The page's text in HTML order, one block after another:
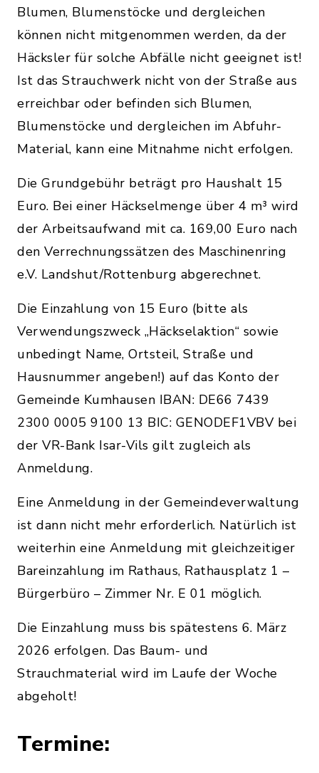
Blumen, Blumenstöcke und dergleichen
können nicht mitgenommen werden, da der
Häcksler für solche Abfälle nicht geeignet ist!
Ist das Strauchwerk nicht von der Straße aus
erreichbar oder befinden sich Blumen,
Blumenstöcke und dergleichen im Abfuhr-
Material, kann eine Mitnahme nicht erfolgen.
Die Grundgebühr beträgt pro Haushalt 15
Euro. Bei einer Häckselmenge über 4 m³ wird
der Arbeitsaufwand mit ca. 169,00 Euro nach
den Verrechnungssätzen des Maschinenring
e.V. Landshut/Rottenburg abgerechnet.
Die Einzahlung von 15 Euro (bitte als
Verwendungszweck „Häckselaktion“ sowie
unbedingt Name, Ortsteil, Straße und
Hausnummer angeben!) auf das Konto der
Gemeinde Kumhausen IBAN: DE66 7439
2300 0005 9100 13 BIC: GENODEF1VBV bei
der VR-Bank Isar-Vils gilt zugleich als
Anmeldung.
Eine Anmeldung in der Gemeindeverwaltung
ist dann nicht mehr erforderlich. Natürlich ist
weiterhin eine Anmeldung mit gleichzeitiger
Bareinzahlung im Rathaus, Rathausplatz 1 –
Bürgerbüro – Zimmer Nr. E 01 möglich.
Die Einzahlung muss bis spätestens 6. März
2026 erfolgen. Das Baum- und
Strauchmaterial wird im Laufe der Woche
abgeholt!
Termine: